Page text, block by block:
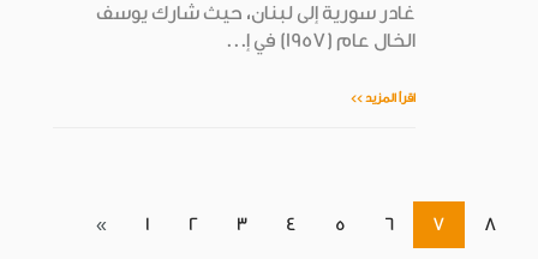
غادر سورية إلى لبنان، حيث شارك يوسف
الخال عام (1957) في إ...
اقرأ المزيد >>
« 1 2 3 4 5 6 7 8